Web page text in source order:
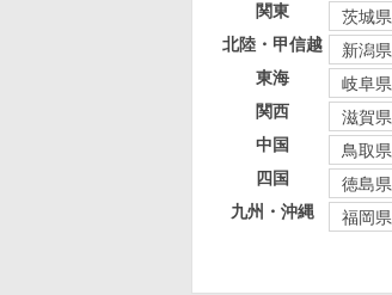
関東
茨城県
北陸・甲信越
新潟県
東海
岐阜県
関西
滋賀県
中国
鳥取県
四国
徳島県
九州・沖縄
福岡県